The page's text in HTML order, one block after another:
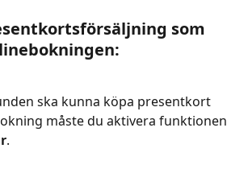
som
ska kunna köpa presentkort
måste du aktivera funktionen
.